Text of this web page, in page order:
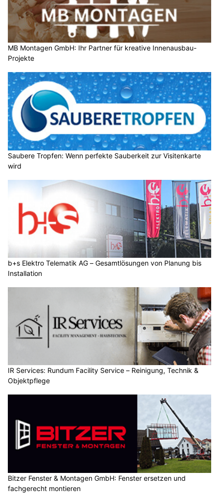
MB Montagen GmbH: Ihr Partner für kreative Innenausbau-
Projekte
Saubere Tropfen: Wenn perfekte Sauberkeit zur Visitenkarte
wird
b+s Elektro Telematik AG – Gesamtlösungen von Planung bis
Installation
IR Services: Rundum Facility Service – Reinigung, Technik &
Objektpflege
Bitzer Fenster & Montagen GmbH: Fenster ersetzen und
fachgerecht montieren